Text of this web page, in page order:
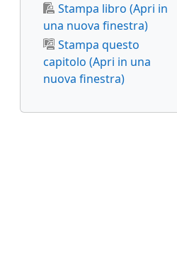
Stampa libro (Apri in
una nuova finestra)
Stampa questo
capitolo (Apri in una
nuova finestra)